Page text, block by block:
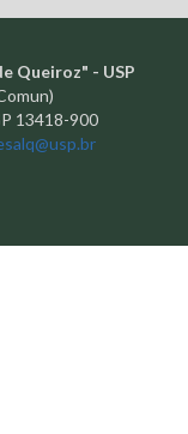
Queiroz" - USP
13418-900